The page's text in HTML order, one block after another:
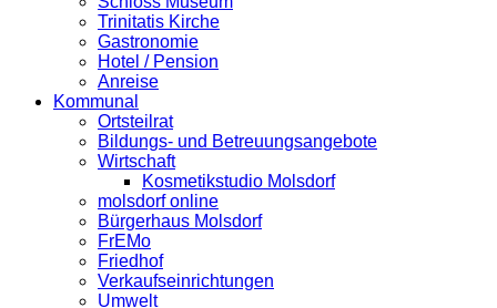
Trinitatis Kirche
Gastronomie
Hotel / Pension
Anreise
Kommunal
Ortsteilrat
Bildungs- und Betreuungsangebote
Wirtschaft
Kosmetikstudio Molsdorf
molsdorf online
Bürgerhaus Molsdorf
FrEMo
Friedhof
Verkaufseinrichtungen
Umwelt